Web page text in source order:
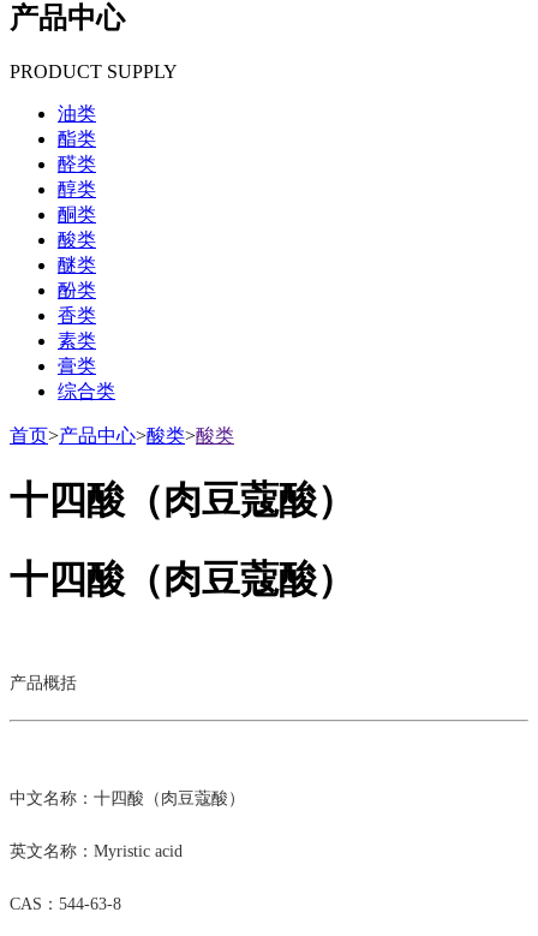
产品中心
PRODUCT SUPPLY
油类
酯类
醛类
醇类
酮类
酸类
醚类
酚类
香类
素类
膏类
综合类
首页>产品中心>酸类>酸类
十四酸（肉豆蔻酸）
十四酸（肉豆蔻酸）
产品概括
中文名称：十四酸（肉豆蔻酸）
英文名称：Myristic acid
CAS：544-63-8